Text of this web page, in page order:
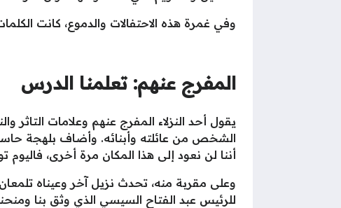
وفي غمرة هذه الاحتفالات والدموع، كانت
المفرج عنهم: تعلمنا الدرس
يقول أحد النزلاء المفرج عنهم وعلامات
الشخص من عائلته وأبنائه. وأضاف بلهجة
أننا لن نعود إلى هذا المكان مرة أخرى،
وعلى مقربة منه، تحدث نزيل آخر وعيناه
للرئيس عبد الفتاح السيسي الذي وثق بنا